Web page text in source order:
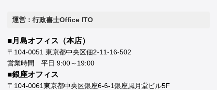
運営：行政書士Office ITO
■月島オフィス（本店）
〒104-0051 東京都中央区佃2-11-16-502
営業時間 平日 9:00～19:00
■銀座オフィス
〒104-0061東京都中央区銀座6-6-1銀座風月堂ビル5F